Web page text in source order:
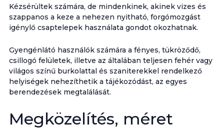
Kézsérültek számára, de mindenkinek, akinek vizes és
szappanos a keze a nehezen nyitható, forgómozgást
igénylő csaptelepek használata gondot okozhatnak.
Gyengénlátó használók számára a fényes, tükröződő,
csillogó felületek, illetve az általában teljesen fehér vagy
világos színű burkolattal és szaniterekkel rendelkező
helyiségek nehezíthetik a tájékozódást, az egyes
berendezések megtalálását.
Megközelítés, méret